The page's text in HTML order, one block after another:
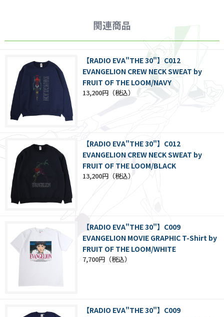
関連商品
【RADIO EVA"THE 30"】C012
EVANGELION CREW NECK SWEAT by
FRUIT OF THE LOOM/NAVY
13,200円
【RADIO EVA"THE 30"】C012
EVANGELION CREW NECK SWEAT by
FRUIT OF THE LOOM/BLACK
13,200円
【RADIO EVA"THE 30"】C009
EVANGELION MOVIE GRAPHIC T-Shirt by
FRUIT OF THE LOOM/WHITE
7,700円
【RADIO EVA"THE 30"】C009